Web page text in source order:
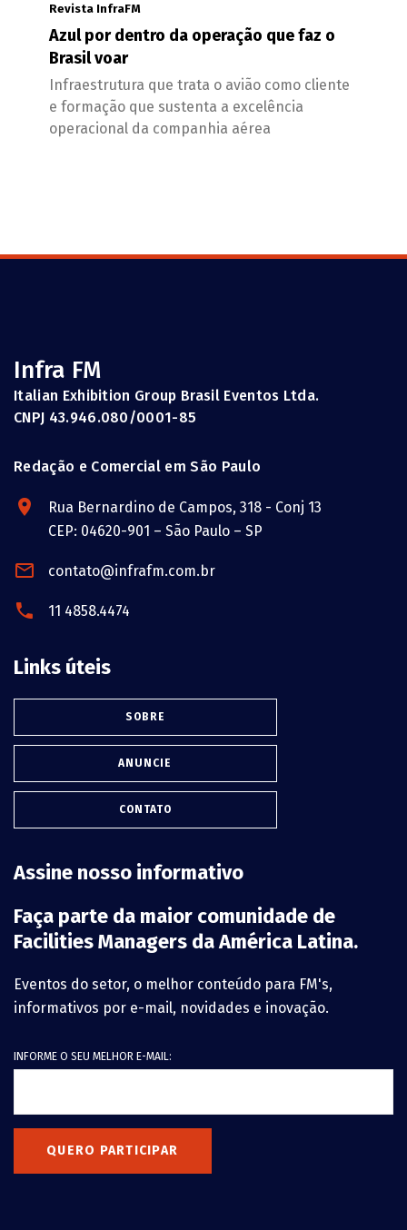
Revista InfraFM
Azul por dentro da operação que faz o
Brasil voar
Infraestrutura que trata o avião como cliente
e formação que sustenta a excelência
operacional da companhia aérea
Infra FM
Italian Exhibition Group Brasil Eventos Ltda.
CNPJ 43.946.080/0001-85
Redação e Comercial em São Paulo
Rua Bernardino de Campos, 318 - Conj 13
CEP: 04620-901 – São Paulo – SP
contato@infrafm.com.br
11 4858.4474
Links úteis
SOBRE
ANUNCIE
CONTATO
Assine nosso informativo
Faça parte da maior comunidade de
Facilities Managers da América Latina.
Eventos do setor, o melhor conteúdo para FM's,
informativos por e-mail, novidades e inovação.
INFORME O SEU MELHOR E-MAIL:
QUERO PARTICIPAR